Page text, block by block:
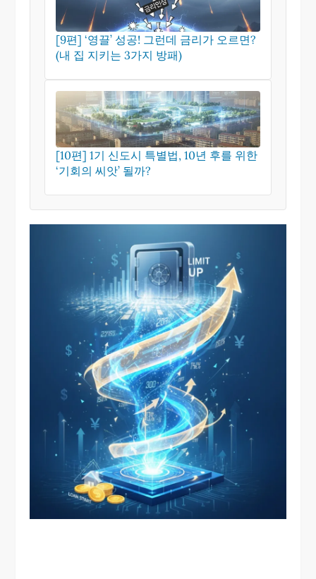
[9편] ‘영끌’ 성공! 그런데 금리가 오르면?
(내 집 지키는 3가지 방패)
[10편] 1기 신도시 특별법, 10년 후를 위한
‘기회의 씨앗’ 될까?